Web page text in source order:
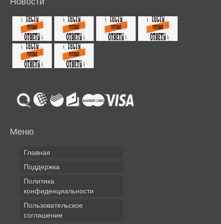
Меню
Главная
Поддержка
Политика
конфиденциальности
Пользовательское
соглашение